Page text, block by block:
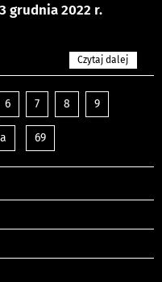
grudnia 2022 r.
Czytaj dalej
6 7 8 9
69